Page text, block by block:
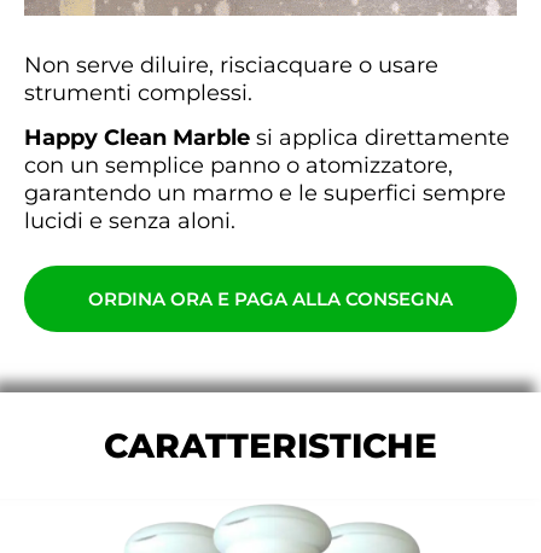
Non serve diluire, risciacquare o usare
strumenti complessi.
Happy Clean Marble si applica direttamente
con un semplice panno o atomizzatore,
garantendo un marmo e le superfici sempre
lucidi e senza aloni.
ORDINA ORA E PAGA ALLA CONSEGNA
CARATTERISTICHE